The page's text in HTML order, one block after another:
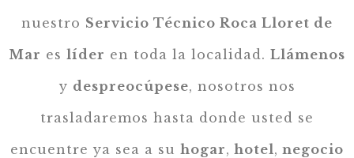
nuestro Servicio Técnico Roca Lloret de
Mar es líder en toda la localidad. Llámenos
y despreocúpese, nosotros nos
trasladaremos hasta donde usted se
encuentre ya sea a su hogar, hotel, negocio